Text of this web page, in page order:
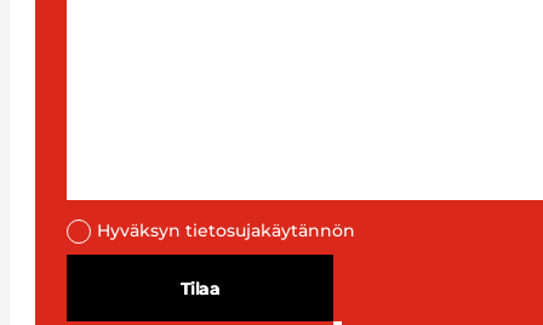
Hyväksyn tietosujakäytännön
Tilaa